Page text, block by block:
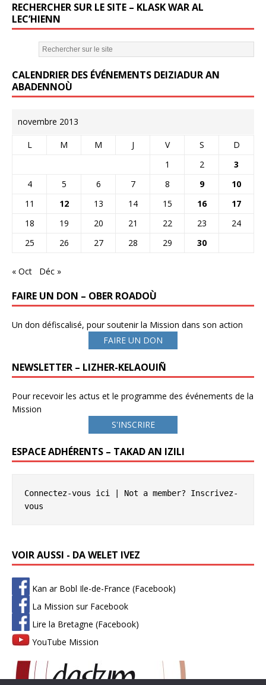
RECHERCHER SUR LE SITE – KLASK WAR AL
LEC’HIENN
CALENDRIER DES ÉVÉNEMENTS DEIZIADUR AN
ABADENNOÙ
novembre 2013
L M M J V S
D
1
2
3
4
5 6 7 8 9
10
11
12 13 14 15 16
17
18
19 20 21 22 23
24
25
26 27 28 29 30
« Oct Déc »
FAIRE UN DON – OBER ROADOÙ
Un don défiscalisé, pour soutenir la Mission dans son action
FAIRE UN DON
NEWSLETTER – LIZHER-KELAOUIÑ
Pour recevoir les actus et le programme des événements de la
Mission
S'INSCRIRE
ESPACE ADHÉRENTS – TAKAD AN IZILI
Connectez-vous ici | Not a member? Inscrivez-
vous
VOIR AUSSI - DA WELET IVEZ
Kan ar Bobl Ile-de-France (Facebook)
La Mission sur Facebook
Lire la Bretagne (Facebook)
YouTube Mission